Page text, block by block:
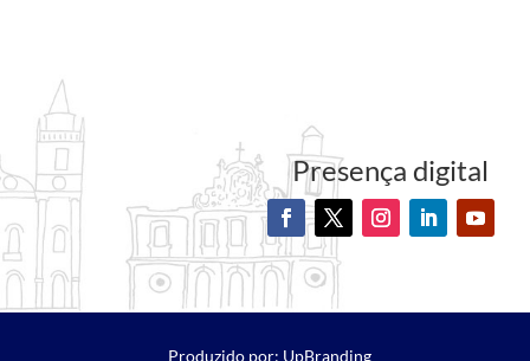
Presença digital
Produzido por: UpBranding